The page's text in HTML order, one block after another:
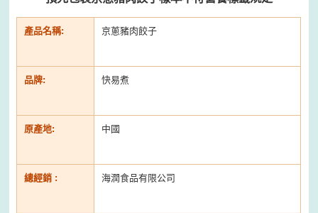
產品名稱: 京蔥豬肉餃子
品牌: 快易煮
原產地: 中國
總經銷 : 海潤食品有限公司